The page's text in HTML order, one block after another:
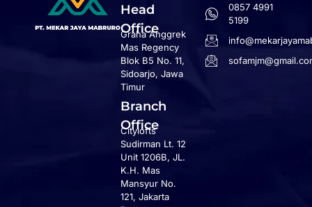
Head
Office
Graha Anggrek
Mas Regency
Blok B5 No. 11,
Sidoarjo, Jawa
Timur
Branch
Office
Citylofts
Sudirman Lt. 12
Unit 1206B, JL.
K.H. Mas
Mansyur No.
121, Jakarta
0857 4991
5199